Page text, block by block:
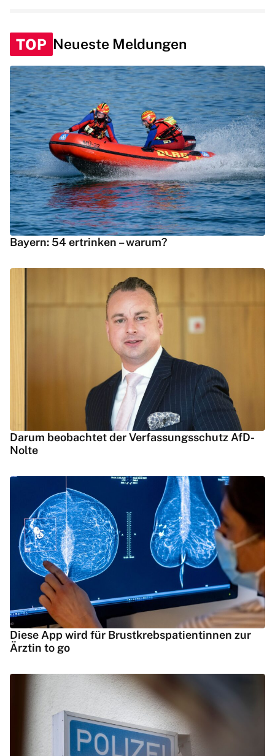
TOP Neueste Meldungen
Bayern: 54 ertrinken – warum?
Darum beobachtet der Verfassungsschutz AfD-
Nolte
Diese App wird für Brustkrebspatientinnen zur
Ärztin to go